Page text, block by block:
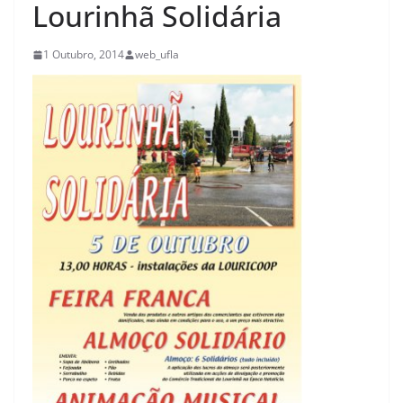
Lourinhã Solidária
1 Outubro, 2014 web_ufla